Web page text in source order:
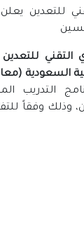
للتعدين يعلن
للتعدين
السعودية
التدريب
وذلك وفقاً